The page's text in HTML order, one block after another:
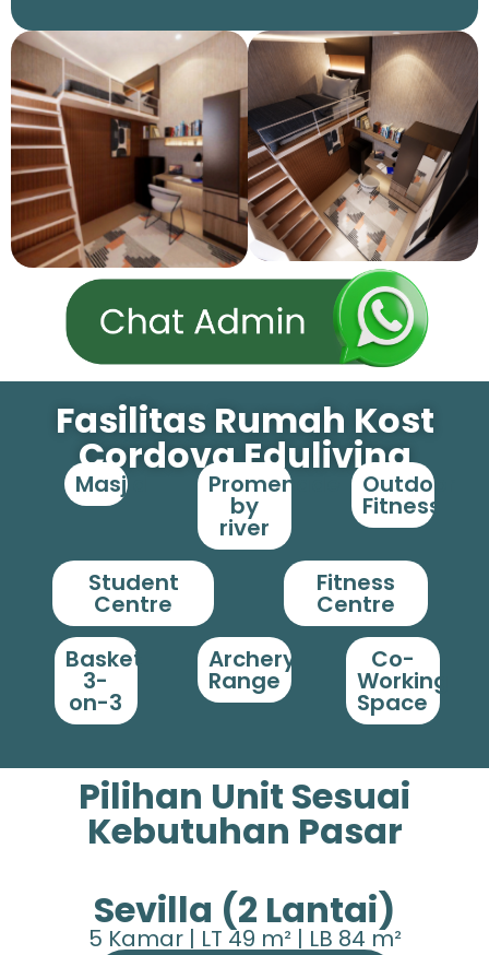
Fasilitas Rumah Kost
Cordova Eduliving
Masjid Promenade
by
river
Outdoor
Fitness
Student
Centre
Fitness
Centre
Basket
3-
on-3
Archery
Range
Co-
Working
Space
Pilihan Unit Sesuai
Kebutuhan Pasar
Sevilla (2 Lantai)
5 Kamar | LT 49 m² | LB 84 m²